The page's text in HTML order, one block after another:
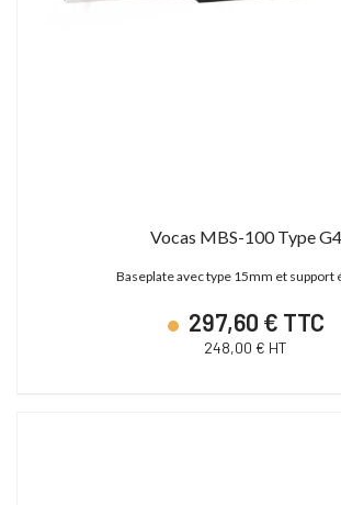
Vocas MBS-100 Type G4
Baseplate avec type 15mm et support
297,60 € TTC
248,00 € HT